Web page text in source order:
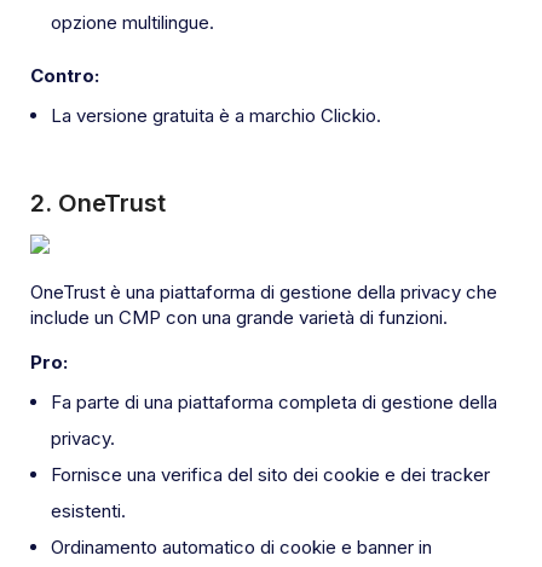
opzione multilingue.
Contro:
La versione gratuita è a marchio Clickio.
2. OneTrust
OneTrust è una piattaforma di gestione della privacy che
include un CMP con una grande varietà di funzioni.
Pro:
Fa parte di una piattaforma completa di gestione della
privacy.
Fornisce una verifica del sito dei cookie e dei tracker
esistenti.
Ordinamento automatico di cookie e banner in